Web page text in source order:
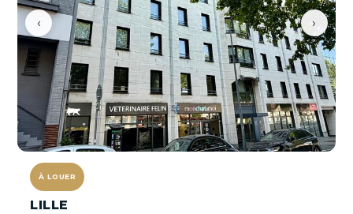
‹ ›
À LOUER
LILLE